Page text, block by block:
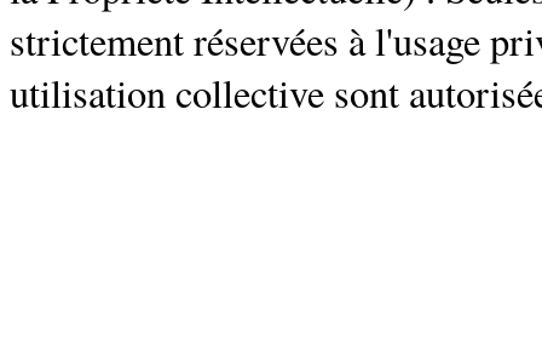
strictement réservées à l'usage
utilisation collective sont